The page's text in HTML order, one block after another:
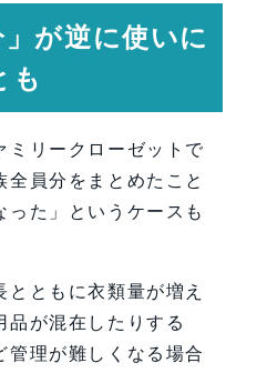
」が逆に使いに
も
ミリークローゼットで
員分をまとめたこと
った」というケースも
ともに衣類量が増え
品が混在したりする
管理が難しくなる場合